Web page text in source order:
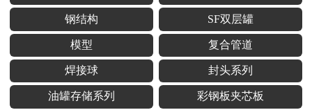
钢结构 SF双层罐
模型 复合管道
焊接球 封头系列
油罐存储系列 彩钢板夹芯板